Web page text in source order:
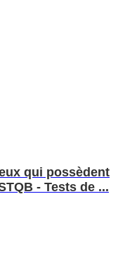
qui possèdent
- Tests de ...